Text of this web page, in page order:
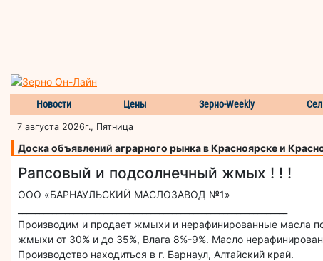
Новости Цены Зерно-Weekly
7 августа 2026г., Пятница
Доска объявлений аграрного рынка в Красноярске и
Рапсовый и подсолнечный жмых ! ! !
ООО «БАРНАУЛЬСКИЙ МАСЛОЗАВОД №1»
Производим и продает жмыхи и нерафинированные масла
жмыхи от 30% и до 35%, Влага 8%-9%. Масло
Производство находиться в г. Барнаул, Алтайский край.